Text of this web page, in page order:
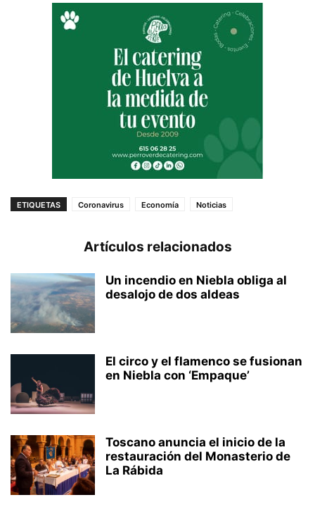
ETIQUETAS Coronavirus Economía Noticias
Artículos relacionados
Un incendio en Niebla obliga al
desalojo de dos aldeas
El circo y el flamenco se fusionan
en Niebla con ‘Empaque’
Toscano anuncia el inicio de la
restauración del Monasterio de
La Rábida